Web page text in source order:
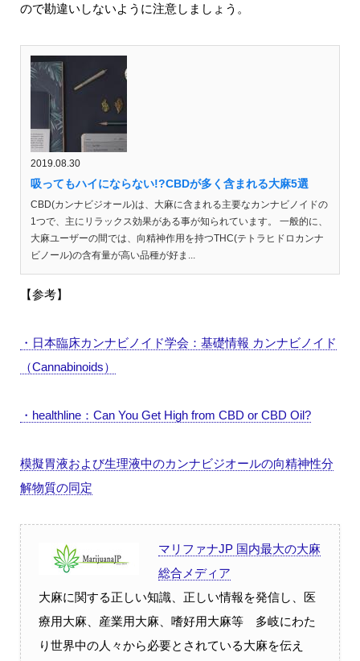
ので勘違いしないように注意しましょう。
2019.08.30
吸ってもハイにならない!?CBDが多く含まれる大麻5選
CBD(カンナビジオール)は、大麻に含まれる主要なカンナビノイドの
1つで、主にリラックス効果がある事が知られています。 一般的に、
大麻ユーザーの間では、向精神作用を持つTHC(テトラヒドロカンナ
ビノール)の含有量が高い品種が好ま...
【参考】
・日本臨床カンナビノイド学会：基礎情報 カンナビノイド
（Cannabinoids）
・healthline：Can You Get High from CBD or CBD Oil?
模擬胃液および生理液中のカンナビジオールの向精神性分
解物質の同定
マリファナJP 国内最大の大麻
総合メディア
大麻に関する正しい知識、正しい情報を発信し、医
療用大麻、産業用大麻、嗜好用大麻等 多岐にわた
り世界中の人々から必要とされている大麻を伝え